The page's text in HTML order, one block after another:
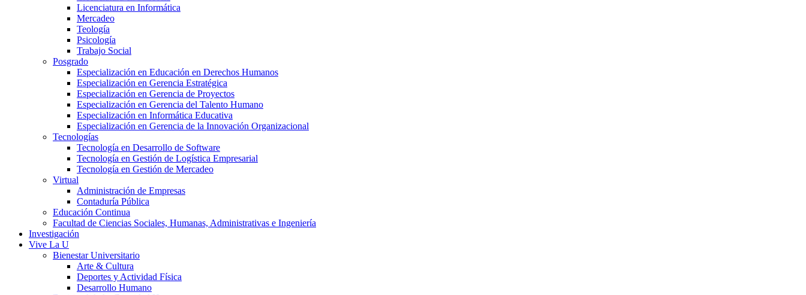
Licenciatura en Informática
Mercadeo
Teología
Psicología
Trabajo Social
Posgrado
Especialización en Educación en Derechos Humanos
Especialización en Gerencia Estratégica
Especialización en Gerencia de Proyectos
Especialización en Gerencia del Talento Humano
Especialización en Informática Educativa
Especialización en Gerencia de la Innovación Organizacional
Tecnologías
Tecnología en Desarrollo de Software
Tecnología en Gestión de Logística Empresarial
Tecnología en Gestión de Mercadeo
Virtual
Administración de Empresas
Contaduría Pública
Educación Continua
Facultad de Ciencias Sociales, Humanas, Administrativas e Ingeniería
Investigación
Vive La U
Bienestar Universitario
Arte & Cultura
Deportes y Actividad Física
Desarrollo Humano